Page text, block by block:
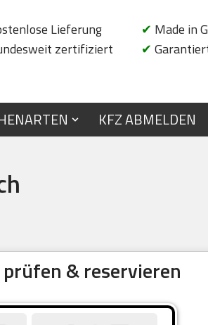
Lieferung
zertifiziert
✔ Made in
✔
KFZ ABMELDEN
& reservieren